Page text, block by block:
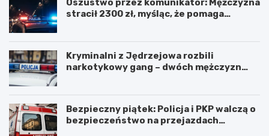
stracił 2300 zł, myśląc, że pomaga
Kryminalni z Jędrzejowa rozbili
narkotykowy gang – dwóch mężczyzn
Bezpieczny piątek: Policja i PKP walczą o
bezpieczeństwo na przejazdach